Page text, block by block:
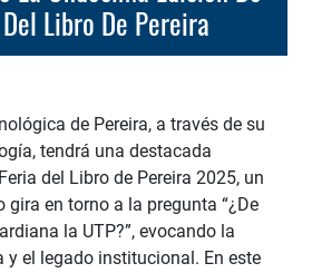
Libro De Pereira
de Pereira, a través de su
tendrá una destacada
del Libro de Pereira 2025, un
gira en torno a la pregunta “¿De
la UTP?”, evocando la
y el legado institucional. En este